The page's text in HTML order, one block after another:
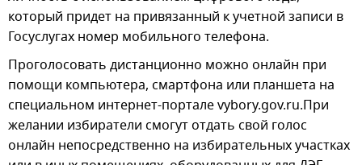
который придет на привязанный к учетной записи в
Госуслугах номер мобильного телефона.
Проголосовать дистанционно можно онлайн при
помощи компьютера, смартфона или планшета на
специальном интернет-портале vybory.gov.ru.При
желании избиратели смогут отдать свой голос
онлайн непосредственно на избирательных участках